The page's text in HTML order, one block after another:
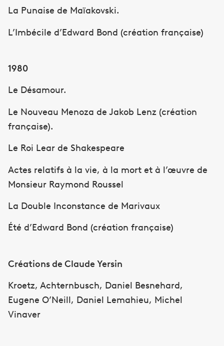
La Punaise de Maïakovski.
L’Imbécile d’Edward Bond (création française)
1980
Le Désamour.
Le Nouveau Menoza de Jakob Lenz (création
française).
Le Roi Lear de Shakespeare
Actes relatifs à la vie, à la mort et à l’œuvre de
Monsieur Raymond Roussel
La Double Inconstance de Marivaux
Été d’Edward Bond (création française)
Créations de Claude Yersin
Kroetz, Achternbusch, Daniel Besnehard,
Eugene O’Neill, Daniel Lemahieu, Michel
Vinaver